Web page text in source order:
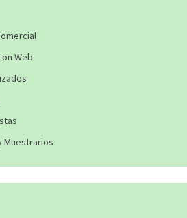
Web
Muestrarios